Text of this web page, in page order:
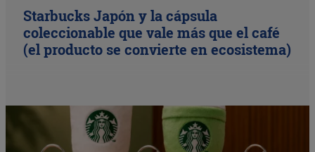
Starbucks Japón y la cápsula
coleccionable que vale más que el café
(el producto se convierte en ecosistema)